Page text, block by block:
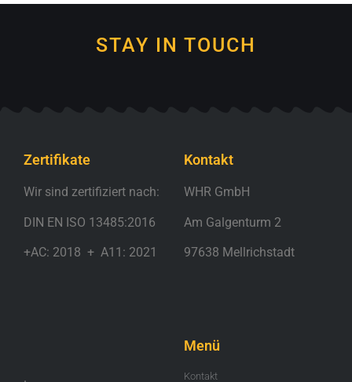
STAY IN TOUCH
Zertifikate
Wir sind zertifiziert nach:
DIN EN ISO 13485:2016
+AC: 2018 + A11: 2021
Kontakt
WHR GmbH
Am Galgenturm 2
97638 Mellrichstadt
.
Menü
Kontakt